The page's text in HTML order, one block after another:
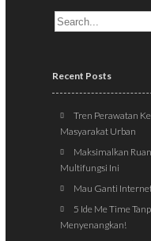
Recent Posts
Tren Perawatan
Masyarakat Urban
Maksimalkan
Multifungsi Ini
Mau Ganti
5 Ide Me Time
Menyenangkan!